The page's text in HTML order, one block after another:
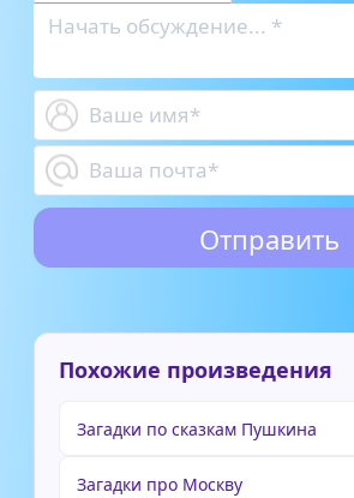
Похожие произведения
Загадки по сказкам Пушкина
Загадки про Москву